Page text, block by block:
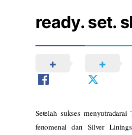
ready. set.
Setelah sukses
fenomenal dan Silver